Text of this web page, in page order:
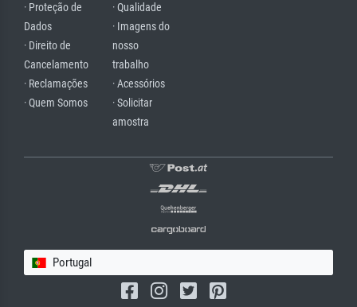
· Proteção de
Dados
· Direito de
Cancelamento
· Reclamações
· Quem Somos
· Qualidade
· Imagens do
nosso
trabalho
· Acessórios
· Solicitar
amostra
Portugal